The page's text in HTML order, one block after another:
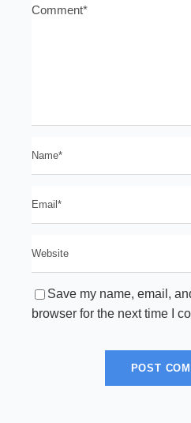
Save my name, email,
browser for the next time I